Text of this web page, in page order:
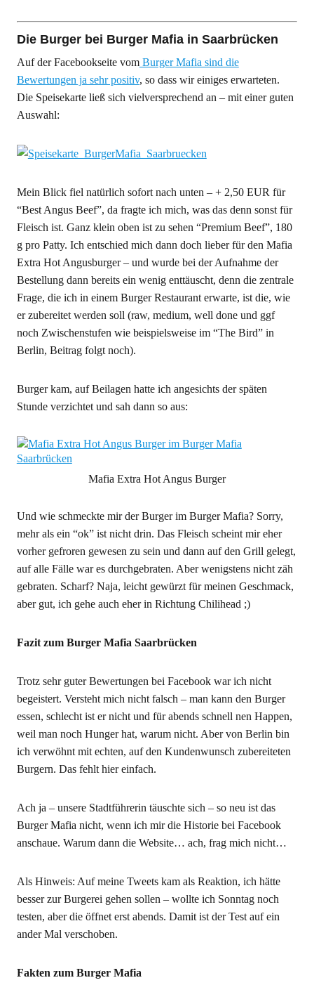
Die Burger bei Burger Mafia in Saarbrücken
Auf der Facebookseite vomBurger Mafia sind die
Bewertungen ja sehr positiv, so dass wir einiges erwarteten.
Die Speisekarte ließ sich vielversprechend an – mit einer guten
Auswahl:
Mein Blick fiel natürlich sofort nach unten – + 2,50 EUR für
“Best Angus Beef”, da fragte ich mich, was das denn sonst für
Fleisch ist. Ganz klein oben ist zu sehen “Premium Beef”, 180
g pro Patty. Ich entschied mich dann doch lieber für den Mafia
Extra Hot Angusburger – und wurde bei der Aufnahme der
Bestellung dann bereits ein wenig enttäuscht, denn die zentrale
Frage, die ich in einem Burger Restaurant erwarte, ist die, wie
er zubereitet werden soll (raw, medium, well done und ggf
noch Zwischenstufen wie beispielsweise im “The Bird” in
Berlin, Beitrag folgt noch).
Burger kam, auf Beilagen hatte ich angesichts der späten
Stunde verzichtet und sah dann so aus:
Mafia Extra Hot Angus Burger
Und wie schmeckte mir der Burger im Burger Mafia? Sorry,
mehr als ein “ok” ist nicht drin. Das Fleisch scheint mir eher
vorher gefroren gewesen zu sein und dann auf den Grill gelegt,
auf alle Fälle war es durchgebraten. Aber wenigstens nicht zäh
gebraten. Scharf? Naja, leicht gewürzt für meinen Geschmack,
aber gut, ich gehe auch eher in Richtung Chilihead ;)
Fazit zum Burger Mafia Saarbrücken
Trotz sehr guter Bewertungen bei Facebook war ich nicht
begeistert. Versteht mich nicht falsch – man kann den Burger
essen, schlecht ist er nicht und für abends schnell nen Happen,
weil man noch Hunger hat, warum nicht. Aber von Berlin bin
ich verwöhnt mit echten, auf den Kundenwunsch zubereiteten
Burgern. Das fehlt hier einfach.
Ach ja – unsere Stadtführerin täuschte sich – so neu ist das
Burger Mafia nicht, wenn ich mir die Historie bei Facebook
anschaue. Warum dann die Website… ach, frag mich nicht…
Als Hinweis: Auf meine Tweets kam als Reaktion, ich hätte
besser zur Burgerei gehen sollen – wollte ich Sonntag noch
testen, aber die öffnet erst abends. Damit ist der Test auf ein
ander Mal verschoben.
Fakten zum Burger Mafia